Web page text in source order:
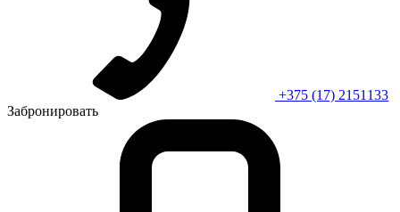
+375 (17) 2151133
Забронировать